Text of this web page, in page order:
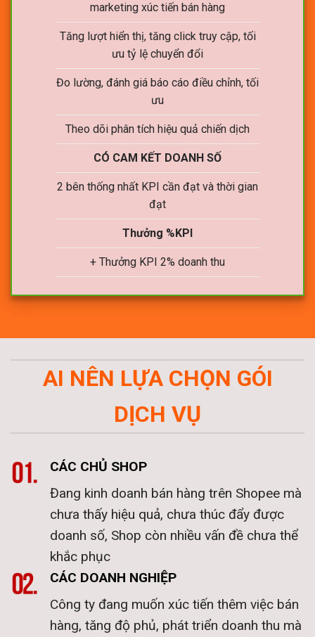
marketing xúc tiến bán hàng
Tăng lượt hiển thị, tăng click truy cập, tối
ưu tỷ lệ chuyển đổi
Đo lường, đánh giá báo cáo điều chỉnh, tối
ưu
Theo dõi phân tích hiệu quả chiến dịch
CÓ CAM KẾT DOANH SỐ
2 bên thống nhất KPI cần đạt và thời gian
đạt
Thưởng %KPI
+ Thưởng KPI 2% doanh thu
AI NÊN LỰA CHỌN GÓI
DỊCH VỤ
CÁC CHỦ SHOP
Đang kinh doanh bán hàng trên Shopee mà
chưa thấy hiệu quả, chưa thúc đẩy được
doanh số, Shop còn nhiều vấn đề chưa thể
khắc phục
CÁC DOANH NGHIỆP
Công ty đang muốn xúc tiến thêm việc bán
hàng, tăng độ phủ, phát triển doanh thu mà